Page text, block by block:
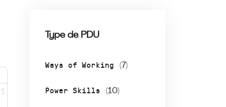
Type de PDU
Ways of Working (7)
Power Skills (10)
1